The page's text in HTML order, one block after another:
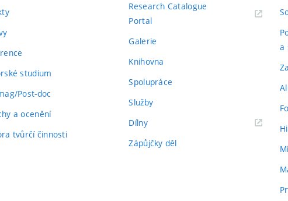
studium
Post-doc
a ocenění
tvůrčí činnosti
Research Catalogue
Portal
Galerie
Knihovna
Spolupráce
Služby
Dílny
Zápůjčky děl
a